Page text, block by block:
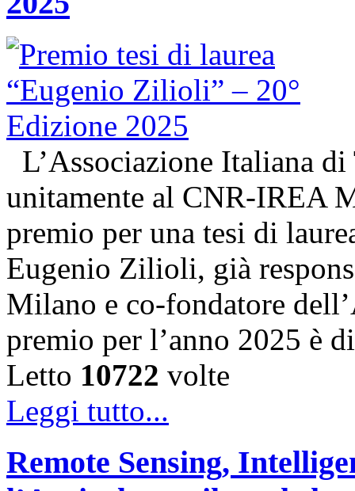
L’Associazione Italiana
unitamente al CNR-IREA
premio per una tesi di
Eugenio Zilioli, già
Milano e co-fondatore
premio per l’anno 2025 è
Letto 10722 volte
Leggi tutto...
Remote Sensing,